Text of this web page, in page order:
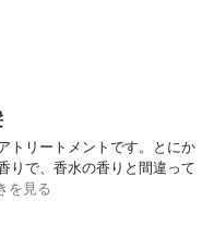
トリートメントです。とにか
りで、香水の香りと間違って
を見る